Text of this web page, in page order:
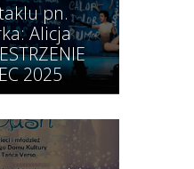
pn.
Alicja
2025